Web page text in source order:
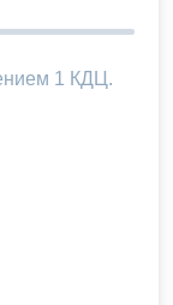
1 КДЦ.